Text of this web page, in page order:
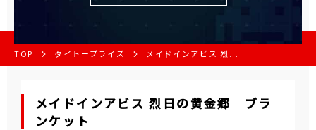
TOP タイトープライズ メイドインアビス 烈...
メイドインアビス 烈日の黄金郷 ブラ
ンケット